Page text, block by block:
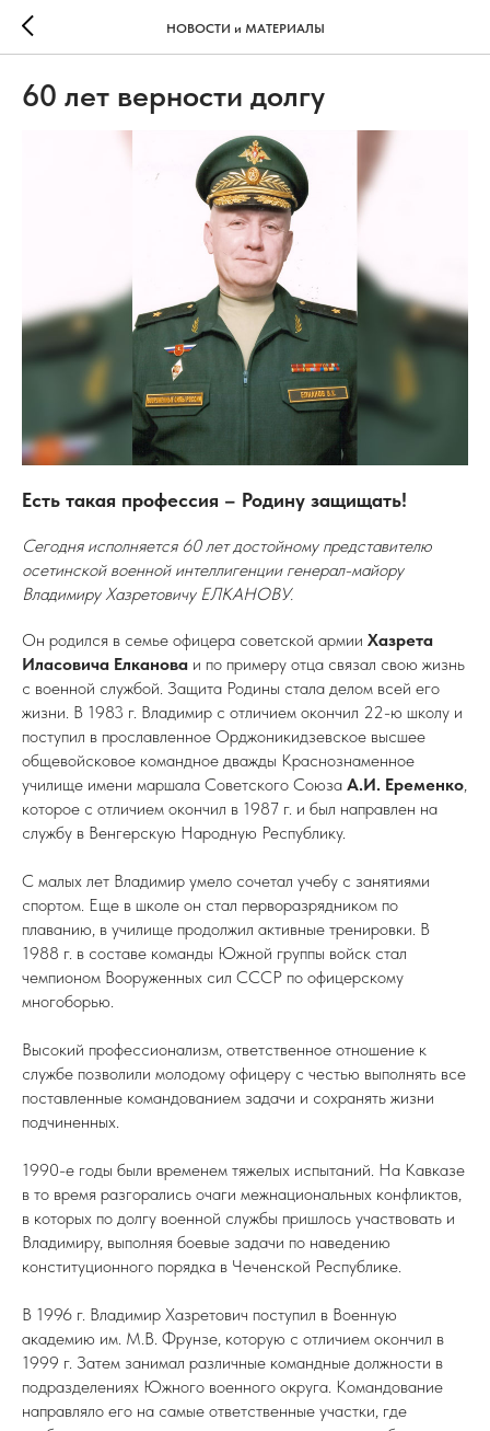
НОВОСТИ и МАТЕРИАЛЫ
60 лет верности долгу
Есть такая профессия – Родину защищать!
Сегодня исполняется 60 лет достойному представителю
осетинской военной интеллигенции генерал-майору
Владимиру Хазретовичу ЕЛКАНОВУ.
Он родился в семье офицера советской армии Хазрета
Иласовича Елканова и по примеру отца связал свою жизнь
с военной службой. Защита Родины стала делом всей его
жизни. В 1983 г. Владимир с отличием окончил 22-ю школу и
поступил в прославленное Орджоникидзевское высшее
общевойсковое командное дважды Краснознаменное
училище имени маршала Советского Союза А.И. Еременко,
которое с отличием окончил в 1987 г. и был направлен на
службу в Венгерскую Народную Республику.
С малых лет Владимир умело сочетал учебу с занятиями
спортом. Еще в школе он стал перворазрядником по
плаванию, в училище продолжил активные тренировки. В
1988 г. в составе команды Южной группы войск стал
чемпионом Вооруженных сил СССР по офицерскому
многоборью.
Высокий профессионализм, ответственное отношение к
службе позволили молодому офицеру с честью выполнять все
поставленные командованием задачи и сохранять жизни
подчиненных.
1990-е годы были временем тяжелых испытаний. На Кавказе
в то время разгорались очаги межнациональных конфликтов,
в которых по долгу военной службы пришлось участвовать и
Владимиру, выполняя боевые задачи по наведению
конституционного порядка в Чеченской Республике.
В 1996 г. Владимир Хазретович поступил в Военную
академию им. М.В. Фрунзе, которую с отличием окончил в
1999 г. Затем занимал различные командные должности в
подразделениях Южного военного округа. Командование
направляло его на самые ответственные участки, где